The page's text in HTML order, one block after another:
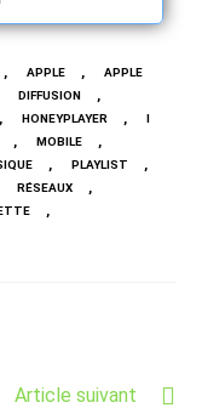
, APPLE ,
APPLE
DIFFUSION ,
, HONEYPLAYER ,
I
, MOBILE ,
, PLAYLIST ,
RÉSEAUX ,
,
Article suivant